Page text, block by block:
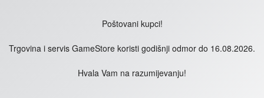
Poštovani kupci!
Trgovina i servis GameStore koristi godišnji odmor do 16.08.2026.
Hvala Vam na razumijevanju!